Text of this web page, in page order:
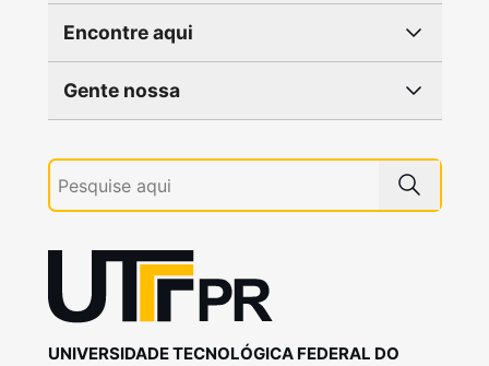
Encontre aqui
Gente nossa
UNIVERSIDADE TECNOLÓGICA FEDERAL DO